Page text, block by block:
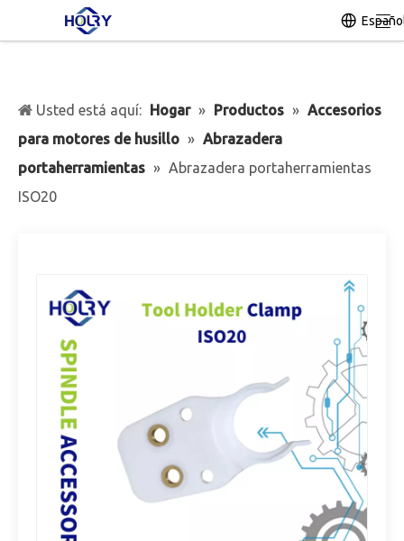
Usted está aquí: Hogar » Productos » Accesorios
para motores de husillo » Abrazadera
portaherramientas » Abrazadera portaherramientas
ISO20